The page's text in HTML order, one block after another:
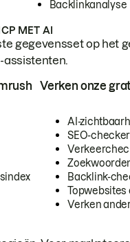
Backlinkanalyse
MET AI
gegevensset op het
assistenten.
Verken onze
AI-
SEO-checker
Backlink-
Topwebsites
Verken